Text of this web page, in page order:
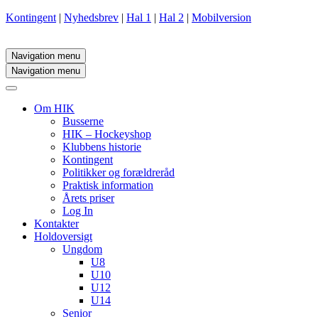
Kontingent | Nyhedsbrev | Hal 1 | Hal 2 | Mobilversion
Navigation menu
Navigation menu
Om HIK
Busserne
HIK – Hockeyshop
Klubbens historie
Kontingent
Politikker og forældreråd
Praktisk information
Årets priser
Log In
Kontakter
Holdoversigt
Ungdom
U8
U10
U12
U14
Senior